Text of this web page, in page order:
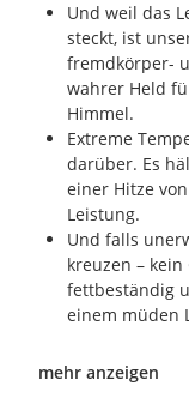
Und weil das
steckt, ist
fremdkörper-
wahrer Held
Himmel.
Extreme
darüber. Es
einer Hitze
Leistung.
Und falls
kreuzen –
fettbeständig
einem müden
mehr anzeigen